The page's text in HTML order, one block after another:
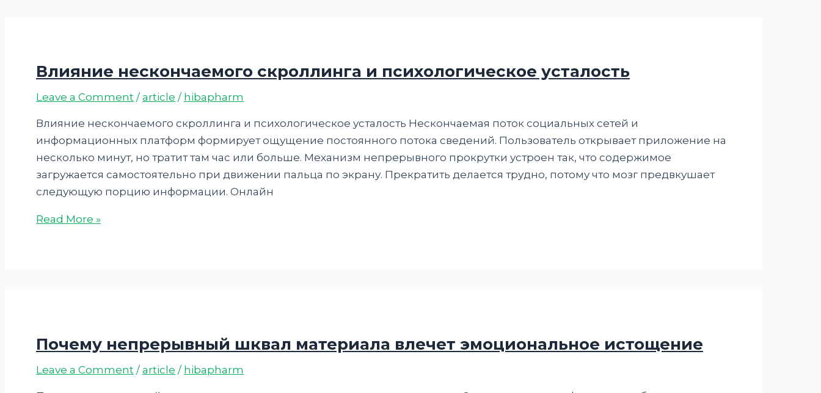
Влияние нескончаемого скроллинга и психологическое усталость
Leave a Comment /article / hibapharm
Влияние нескончаемого скроллинга и психологическое усталость Нескончаемая поток социальных сетей и
информационных платформ формирует ощущение постоянного потока сведений. Пользователь открывает приложение на
несколько минут, но тратит там час или больше. Механизм непрерывного прокрутки устроен так, что содержимое
загружается самостоятельно при движении пальца по экрану. Прекратить делается трудно, потому что мозг предвкушает
следующую порцию информации. Онлайн
Read More »
Почему непрерывный шквал материала влечет эмоциональное истощение
Leave a Comment /article / hibapharm